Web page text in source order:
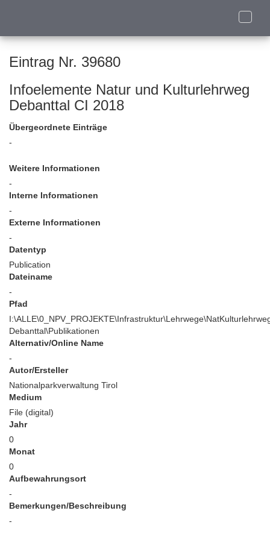
Toggle
Eintrag Nr. 39680
Infoelemente Natur und Kulturlehrweg
Debanttal CI 2018
Übergeordnete Einträge
-
Weitere Informationen
-
Interne Informationen
-
Externe Informationen
-
Datentyp
Publication
Dateiname
-
Pfad
Debanttal\Publikationen
Alternativ/Online Name
-
Autor/Ersteller
Nationalparkverwaltung Tirol
Medium
File (digital)
Jahr
0
Monat
0
Aufbewahrungsort
-
Bemerkungen/Beschreibung
-